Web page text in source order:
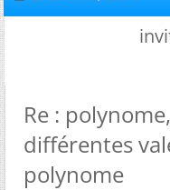
Re :
différentes
polynome